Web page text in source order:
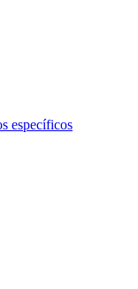
específicos